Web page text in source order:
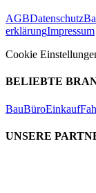
AGBDatenschutz
erklärungImpressum
Cookie
BELIEBTE
BauBüroEinkauf
UNSERE